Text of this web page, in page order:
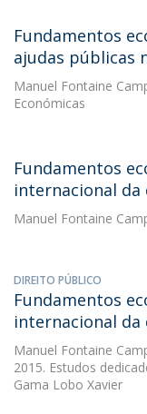
Fundamentos
ajudas públicas
Manuel Fontaine
Económicas
Fundamentos
internacional da
Manuel Fontaine
DIREITO PÚBLICO
Fundamentos
internacional da
Manuel Fontaine
2015. Estudos
Gama Lobo Xavier